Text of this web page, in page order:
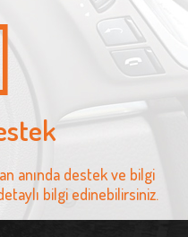
anında destek ve bilgi
bilgi edinebilirsiniz.